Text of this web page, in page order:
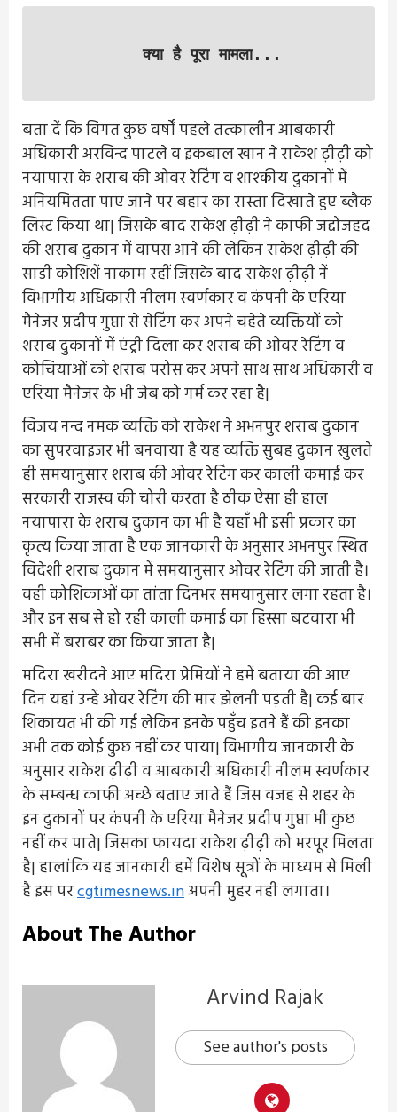
क्या है पूरा मामला...
बता दें कि विगत कुछ वर्षों पहले तत्कालीन आबकारी
अधिकारी अरविन्द पाटले व इकबाल खान ने राकेश ढ़ीढ़ी को
नयापारा के शराब की ओवर रेटिंग व शाश्कीय दुकानों में
अनियमितता पाए जाने पर बहार का रास्ता दिखाते हुए ब्लैक
लिस्ट किया था| जिसके बाद राकेश ढ़ीढ़ी ने काफी जद्दोजहद
की शराब दुकान में वापस आने की लेकिन राकेश ढ़ीढ़ी की
साडी कोशिशें नाकाम रहीं जिसके बाद राकेश ढ़ीढ़ी नें
विभागीय अधिकारी नीलम स्वर्णकार व कंपनी के एरिया
मैनेजर प्रदीप गुप्ता से सेटिंग कर अपने चहेते व्यक्तियों को
शराब दुकानों में एंट्री दिला कर शराब की ओवर रेटिंग व
कोचियाओं को शराब परोस कर अपने साथ साथ अधिकारी व
एरिया मैनेजर के भी जेब को गर्म कर रहा है|
विजय नन्द नमक व्यक्ति को राकेश ने अभनपुर शराब दुकान
का सुपरवाइजर भी बनवाया है यह व्यक्ति सुबह दुकान खुलते
ही समयानुसार शराब की ओवर रेटिंग कर काली कमाई कर
सरकारी राजस्व की चोरी करता है ठीक ऐसा ही हाल
नयापारा के शराब दुकान का भी है यहाँ भी इसी प्रकार का
कृत्य किया जाता है एक जानकारी के अनुसार अभनपुर स्थित
विदेशी शराब दुकान में समयानुसार ओवर रेटिंग की जाती है।
वही कोशिकाओं का तांता दिनभर समयानुसार लगा रहता है।
और इन सब से हो रही काली कमाई का हिस्सा बटवारा भी
सभी में बराबर का किया जाता है|
मदिरा खरीदने आए मदिरा प्रेमियों ने हमें बताया की आए
दिन यहां उन्हें ओवर रेटिंग की मार झेलनी पड़ती है| कई बार
शिकायत भी की गई लेकिन इनके पहुँच इतने हैं की इनका
अभी तक कोई कुछ नहीं कर पाया| विभागीय जानकारी के
अनुसार राकेश ढ़ीढ़ी व आबकारी अधिकारी नीलम स्वर्णकार
के सम्बन्ध काफी अच्छे बताए जाते हैं जिस वजह से शहर के
इन दुकानों पर कंपनी के एरिया मैनेजर प्रदीप गुप्ता भी कुछ
नहीं कर पाते| जिसका फायदा राकेश ढ़ीढ़ी को भरपूर मिलता
है| हालांकि यह जानकारी हमें विशेष सूत्रों के माध्यम से मिली
है इस परcgtimesnews.inअपनी मुहर नही लगाता।
About The Author
Arvind Rajak
See author's posts